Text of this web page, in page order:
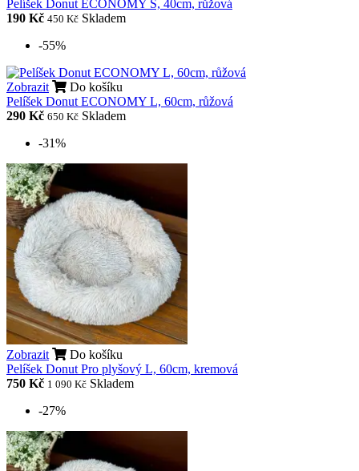
Pelíšek Donut ECONOMY S, 40cm, růžová
190 Kč 450 Kč Skladem
-55%
Zobrazit
Do košíku
Pelíšek Donut ECONOMY L, 60cm, růžová
290 Kč 650 Kč Skladem
-31%
Zobrazit
Do košíku
Pelíšek Donut Pro plyšový L, 60cm, kremová
750 Kč 1 090 Kč Skladem
-27%